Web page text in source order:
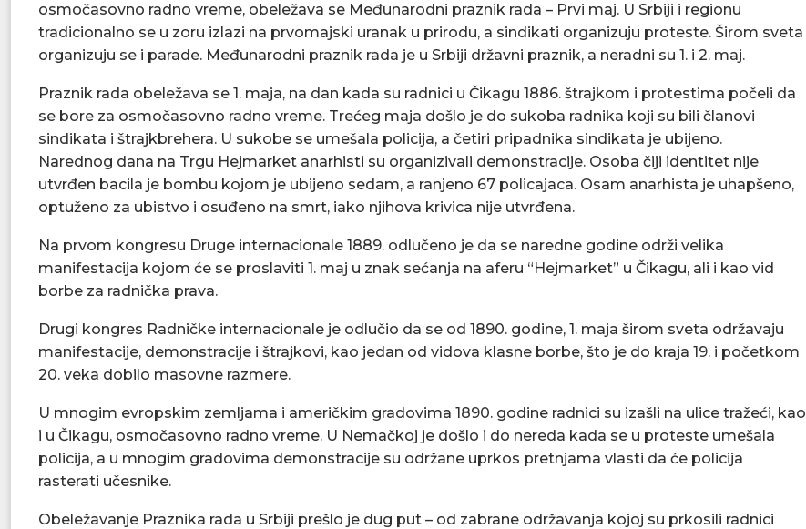
osmočasovno radno vreme, obeležava se Međunarodni praznik rada – Prvi maj. U Srbiji i regionu
tradicionalno se u zoru izlazi na prvomajski uranak u prirodu, a sindikati organizuju proteste. Širom sveta
organizuju se i parade. Međunarodni praznik rada je u Srbiji državni praznik, a neradni su 1. i 2. maj.
Praznik rada obeležava se 1. maja, na dan kada su radnici u Čikagu 1886. štrajkom i protestima počeli da
se bore za osmočasovno radno vreme. Trećeg maja došlo je do sukoba radnika koji su bili članovi
sindikata i štrajkbrehera. U sukobe se umešala policija, a četiri pripadnika sindikata je ubijeno.
Narednog dana na Trgu Hejmarket anarhisti su organizivali demonstracije. Osoba čiji identitet nije
utvrđen bacila je bombu kojom je ubijeno sedam, a ranjeno 67 policajaca. Osam anarhista je uhapšeno,
optuženo za ubistvo i osuđeno na smrt, iako njihova krivica nije utvrđena.
Na prvom kongresu Druge internacionale 1889. odlučeno je da se naredne godine održi velika
manifestacija kojom će se proslaviti 1. maj u znak sećanja na aferu “Hejmarket” u Čikagu, ali i kao vid
borbe za radnička prava.
Drugi kongres Radničke internacionale je odlučio da se od 1890. godine, 1. maja širom sveta održavaju
manifestacije, demonstracije i štrajkovi, kao jedan od vidova klasne borbe, što je do kraja 19. i početkom
20. veka dobilo masovne razmere.
U mnogim evropskim zemljama i američkim gradovima 1890. godine radnici su izašli na ulice tražeći, kao
i u Čikagu, osmočasovno radno vreme. U Nemačkoj je došlo i do nereda kada se u proteste umešala
policija, a u mnogim gradovima demonstracije su održane uprkos pretnjama vlasti da će policija
rasterati učesnike.
Obeležavanje Praznika rada u Srbiji prešlo je dug put – od zabrane održavanja kojoj su prkosili radnici